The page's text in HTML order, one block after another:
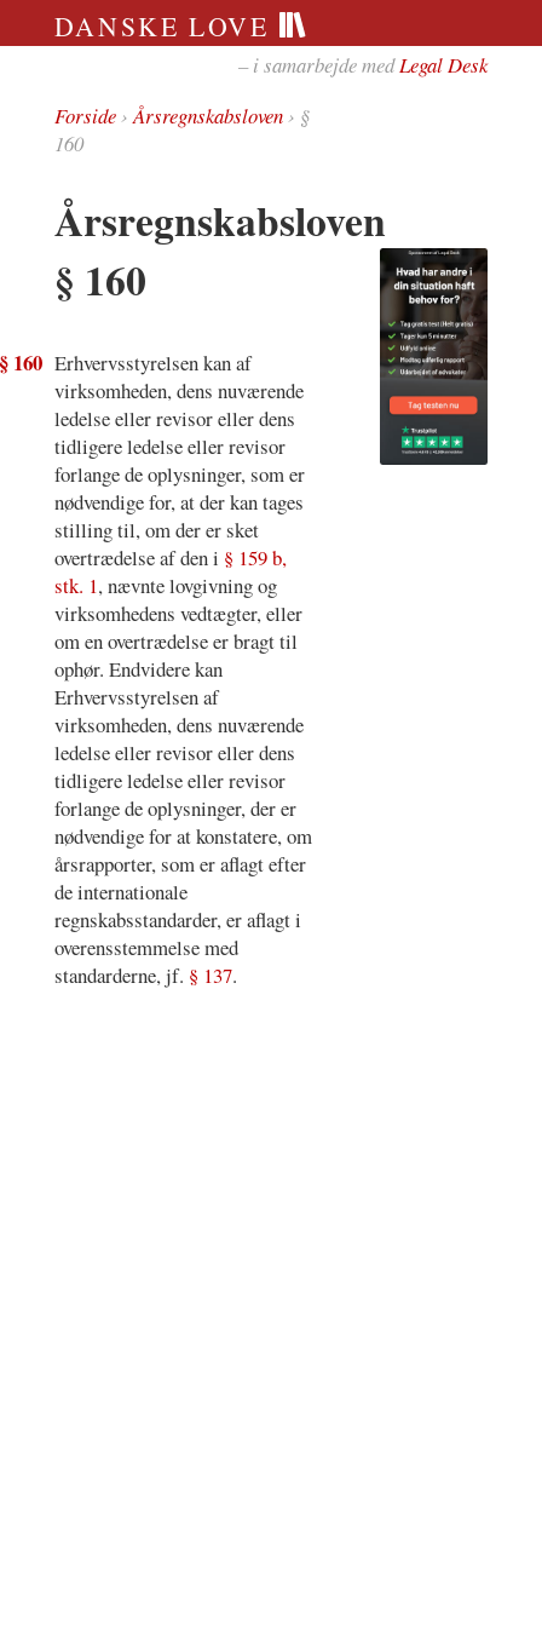
DANSKE LOVE
– i samarbejde medLegal Desk
Forside›Årsregnskabsloven› §
160
Årsregnskabsloven
§ 160
160 Erhvervsstyrelsen kan af
virksomheden, dens nuværende
ledelse eller revisor eller dens
tidligere ledelse eller revisor
forlange de oplysninger, som er
nødvendige for, at der kan tages
stilling til, om der er sket
overtrædelse af den i § 159 b,
stk. 1, nævnte lovgivning og
virksomhedens vedtægter, eller
om en overtrædelse er bragt til
ophør. Endvidere kan
Erhvervsstyrelsen af
virksomheden, dens nuværende
ledelse eller revisor eller dens
tidligere ledelse eller revisor
forlange de oplysninger, der er
nødvendige for at konstatere, om
årsrapporter, som er aflagt efter
de internationale
regnskabsstandarder, er aflagt i
overensstemmelse med
standarderne, jf. § 137.